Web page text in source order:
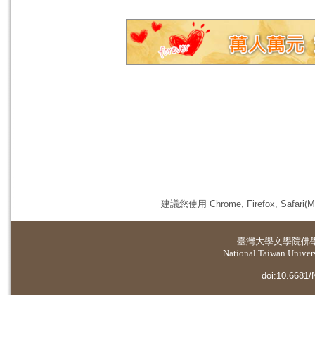
建議您使用 Chrome, Firefox,
臺灣大學文學院佛
National Taiwan
doi:10.6681/